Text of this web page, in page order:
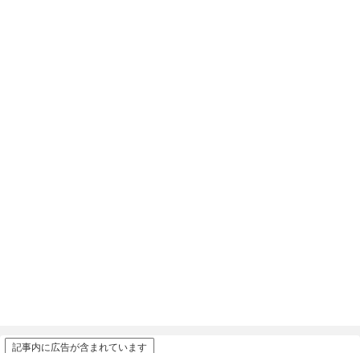
記事内に広告が含まれています